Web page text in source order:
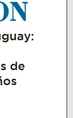
de